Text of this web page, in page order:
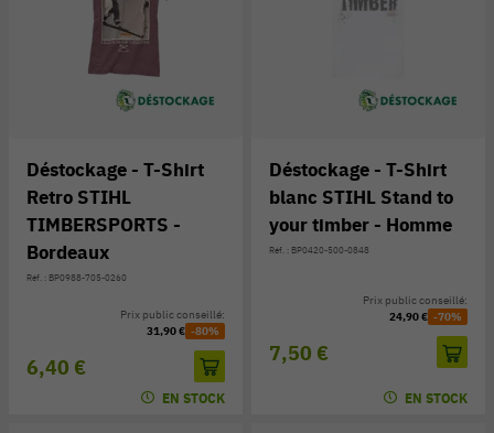
Déstockage - T-Shirt
Retro STIHL
TIMBERSPORTS -
Bordeaux
Réf. : BP0988-705-0260
6,40 €
Prix public conseillé:
31,90 € -80%
EN STOCK
Déstockage - T-Shirt
blanc STIHL Stand to
your timber - Homme
Réf. : BP0420-500-0848
7,50 €
Prix public conseillé:
24,90 € -70%
EN STOCK